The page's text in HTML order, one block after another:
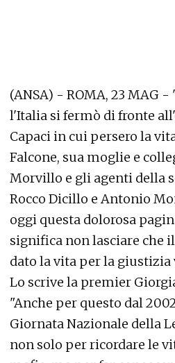
(ANSA) - ROMA, 23 MAG
l'Italia si fermò di fronte
Capaci in cui persero la
Falcone, sua moglie e
Morvillo e gli agenti della
Rocco Dicillo e Antonio
oggi questa dolorosa
significa non lasciare che
dato la vita per la
Lo scrive la premier
"Anche per questo dal
Giornata Nazionale della
non solo per ricordare le